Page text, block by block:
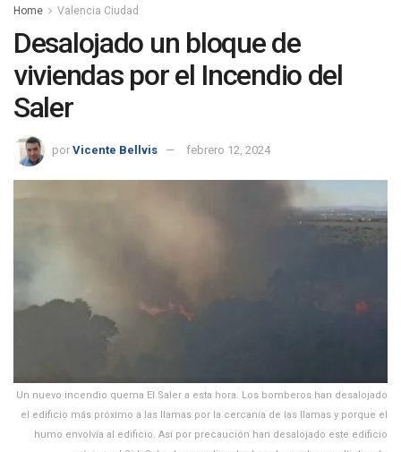
Home Valencia Ciudad
Desalojado un bloque de
viviendas por el Incendio del
Saler
por Vicente Bellvis febrero 12, 2024
Un nuevo incendio quema El Saler a esta hora. Los bomberos han desalojado
el edificio más próximo a las llamas por la cercanía de las llamas y porque el
humo envolvía al edificio. Así por precaución han desalojado este edificio